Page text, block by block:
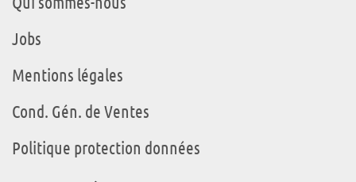
Jobs
Mentions légales
Cond. Gén. de Ventes
Politique protection données